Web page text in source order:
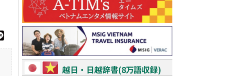
越日・日越辞書(8万語収録)